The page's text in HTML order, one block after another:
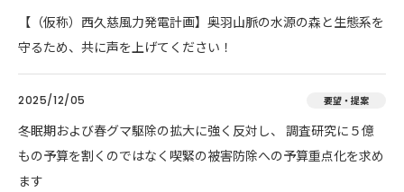
【（仮称）西久慈風力発電計画】奥羽山脈の水源の森と生態系を
守るため、共に声を上げてください！
2025/12/05 要望・提案
冬眠期および春グマ駆除の拡大に強く反対し、 調査研究に５億
もの予算を割くのではなく喫緊の被害防除への予算重点化を求め
ます